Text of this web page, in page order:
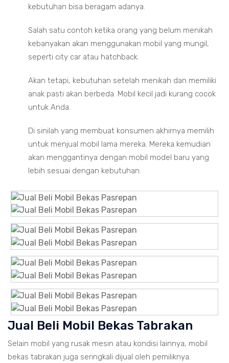
kebutuhan bisa beragam adanya.
Salah satu contoh ketika orang yang belum menikah
kebanyakan akan menggunakan mobil yang mungil,
seperti city car atau hatchback.
Akan tetapi, kebutuhan setelah menikah dan memiliki
anak pasti akan berbeda. Mobil kecil jadi kurang cocok
untuk Anda.
Di sinilah yang membuat konsumen akhirnya memilih
untuk menjual mobil lama mereka. Mereka kemudian
akan menggantinya dengan mobil model baru yang
lebih sesuai dengan kebutuhan.
Jual Beli Mobil Bekas Tabrakan
Selain mobil yang rusak mesin atau kondisi lainnya, mobil
bekas tabrakan juga seringkali dijual oleh pemiliknya.